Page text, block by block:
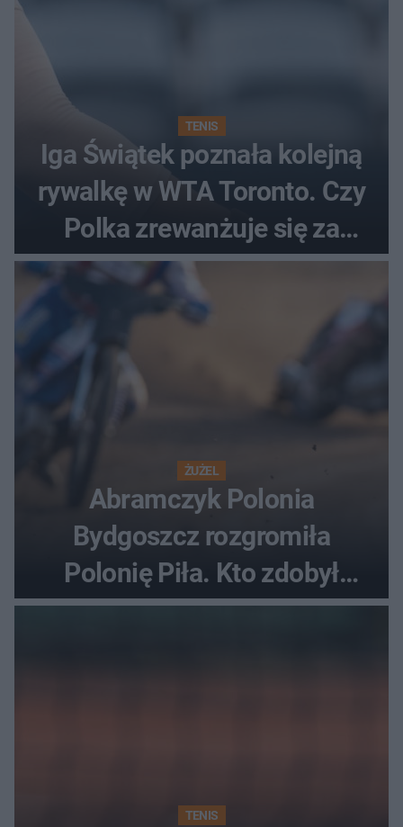
TENIS
Iga Świątek poznała kolejną
rywalkę w WTA Toronto. Czy
Polka zrewanżuje się za
ostatnią porażkę?
ŻUŻEL
Abramczyk Polonia
Bydgoszcz rozgromiła
Polonię Piła. Kto zdobył
najwięcej punktów?
TENIS